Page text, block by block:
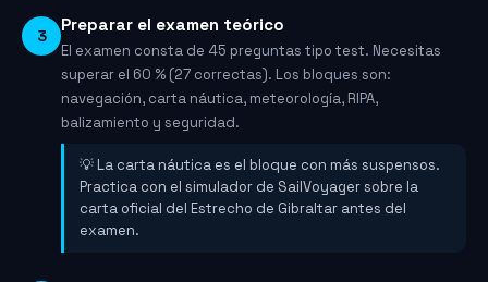
3
Preparar el examen teórico
El examen consta de 45 preguntas tipo test. Necesitas
superar el 60 % (27 correctas). Los bloques son:
navegación, carta náutica, meteorología, RIPA,
balizamiento y seguridad.
💡 La carta náutica es el bloque con más suspensos.
Practica con el simulador de SailVoyager sobre la
carta oficial del Estrecho de Gibraltar antes del
examen.